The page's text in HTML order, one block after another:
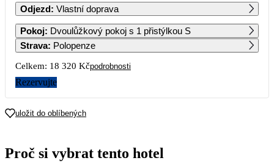
1
10 650
2 3 4 5 6
10 640
7
10 650
8 9 10 11 12 13
14
9 160
21 22
28
9 180
29 30
Odjezd: Vlastní doprava
Pokoj: Dvoulůžkový pokoj s 1 přistýlkou S
Strava: Polopenze
Celkem: 18 320 Kčpodrobnosti
Rezervujte
uložit do oblíbených
Proč si vybrat tento hotel